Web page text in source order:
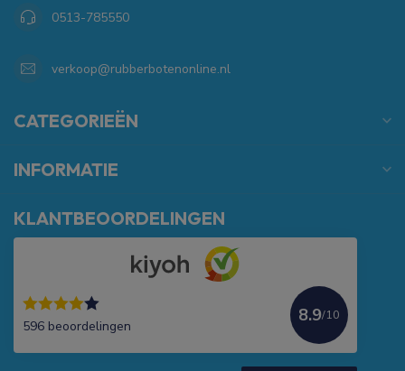
0513-785550
verkoop@rubberbotenonline.nl
CATEGORIEËN
INFORMATIE
KLANTBEOORDELINGEN
596 beoordelingen
8.9/10